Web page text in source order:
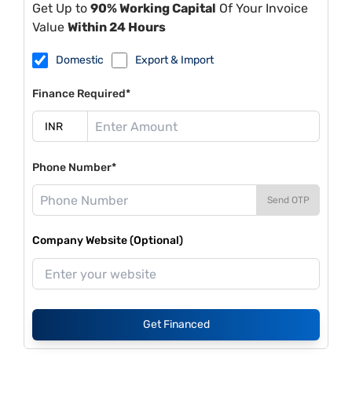
Get Up to 90% Working Capital Of Your Invoice
Value Within 24 Hours
Domestic Export & Import
Finance Required*
Phone Number*
Send OTP
Company Website (Optional)
Get Financed